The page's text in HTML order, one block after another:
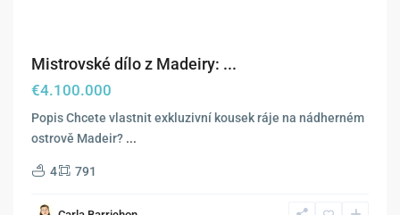
Mistrovské dílo z Madeiry: ...
€4.100.000
Popis Chcete vlastnit exkluzivní kousek ráje na nádherném
ostrově Madeir? ...
4 791